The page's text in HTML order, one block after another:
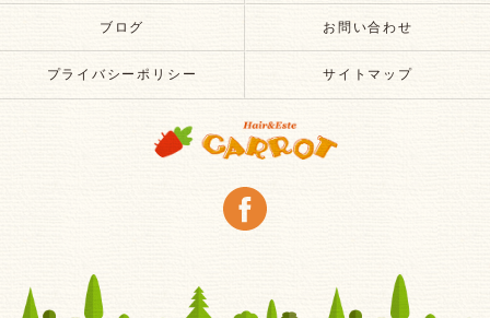
ブログ お問い合わせ
プライバシーポリシー サイトマップ